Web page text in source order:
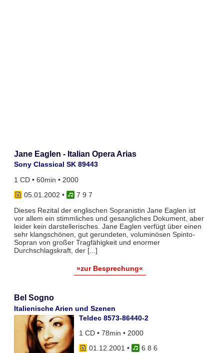
Jane Eaglen - Italian Opera Arias
Sony Classical SK 89443
1 CD • 60min • 2000
05.01.2002 •
7 9 7
Dieses Rezital der englischen Sopranistin Jane Eaglen ist
vor allem ein stimmliches und gesangliches Dokument, aber
leider kein darstellerisches. Jane Eaglen verfügt über einen
sehr klangschönen, gut gerundeten, voluminösen Spinto-
Sopran von großer Tragfähigkeit und enormer
Durchschlagskraft, der [...]
»zur Besprechung«
Bel Sogno
Italienische Arien und Szenen
Teldec 8573-86440-2
1 CD • 78min • 2000
01.12.2001 •
6 8 6